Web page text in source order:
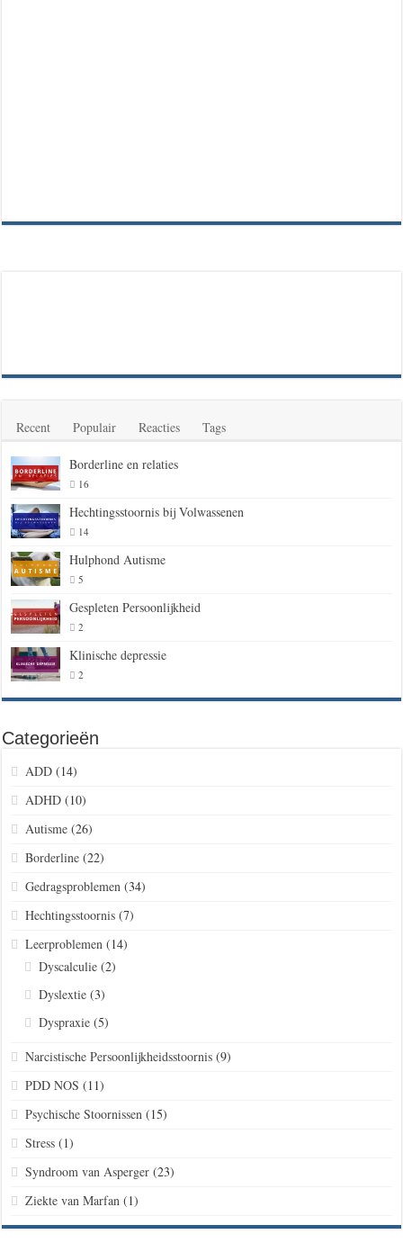
Recent Populair Reacties Tags
Borderline en relaties
16
Hechtingsstoornis bij Volwassenen
14
Hulphond Autisme
5
Gespleten Persoonlijkheid
2
Klinische depressie
2
Categorieën
ADD(14)
ADHD(10)
Autisme(26)
Borderline(22)
Gedragsproblemen(34)
Hechtingsstoornis(7)
Leerproblemen(14)
Dyscalculie(2)
Dyslextie(3)
Dyspraxie(5)
Narcistische Persoonlijkheidsstoornis(9)
PDD NOS (11)
Psychische Stoornissen(15)
Stress(1)
Syndroom van Asperger(23)
Ziekte van Marfan(1)